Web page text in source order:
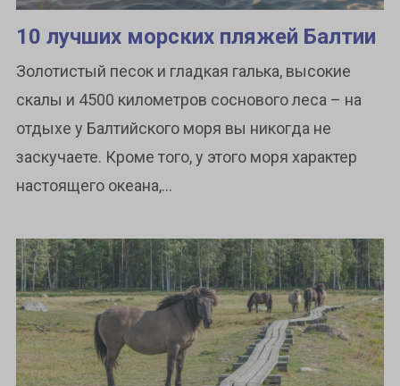
10 лучших морских пляжей Балтии
Золотистый песок и гладкая галька, высокие
скалы и 4500 километров соснового леса – на
отдыхе у Балтийского моря вы никогда не
заскучаете. Кроме того, у этого моря характер
настоящего океана,...